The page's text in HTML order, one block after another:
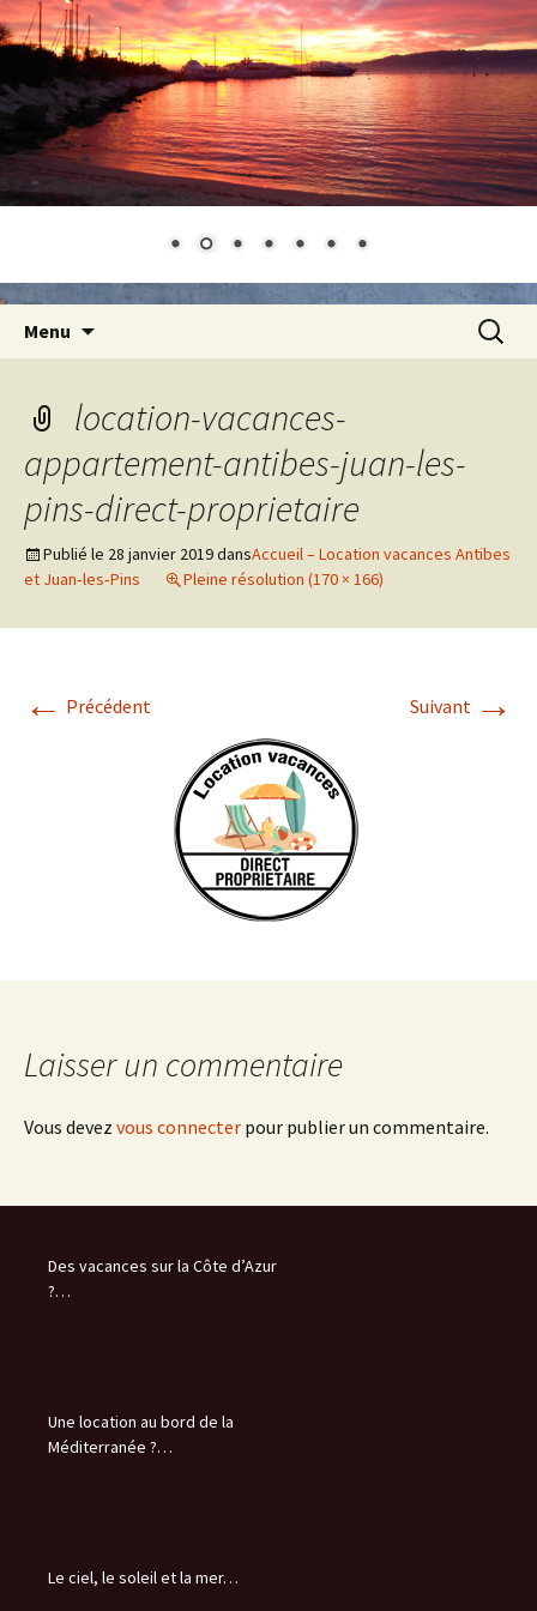
Menu
location-vacances-
appartement-antibes-juan-les-
pins-direct-proprietaire
Publié le 28 janvier 2019dansAccueil – Location vacances Antibes
et Juan‑les‑Pins
Pleine résolution (170 × 166)
← Précédent Suivant →
Laisser un commentaire
Vous devez vous connecter pour publier un commentaire.
Des vacances sur la Côte d’Azur
?…
Une location au bord de la
Méditerranée ?…
Le ciel, le soleil et la mer…